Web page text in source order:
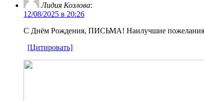
Лидия Козлова:
12/08/2025 в 20:26
С Днём Рождения, ПИСЬМА! Наилучшие пожелания
[Цитировать]